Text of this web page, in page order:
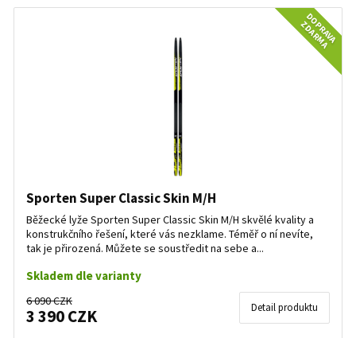
DOPRAVA
ZDARMA
Sporten Super Classic Skin M/H
Běžecké lyže Sporten Super Classic Skin M/H skvělé kvality a
konstrukčního řešení, které vás nezklame. Téměř o ní nevíte,
tak je přirozená. Můžete se soustředit na sebe a...
Skladem dle varianty
6 090 CZK
3 390 CZK Detail produktu